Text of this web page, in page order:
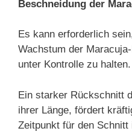
Beschneidung der
Es kann erforderlich
Wachstum der
unter Kontrolle zu halten.
Ein starker Rückschnitt
ihrer Länge, fördert
Zeitpunkt für den